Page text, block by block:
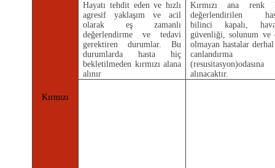
Kırmızı
Hayatı tehdit eden ve hızlı
agresif yaklaşım ve acil
olarak eş zamanlı
değerlendirme ve tedavi
gerektiren durumlar. Bu
durumlarda hasta hiç
bekletilmeden kırmızı alana
alınır
Kırmızı ana renk
değerlendirilen
bilinci kapalı,
güvenliği, solunum ve
olmayan hastalar
canlandırma
(resusitasyon)odasına
alınacaktır.